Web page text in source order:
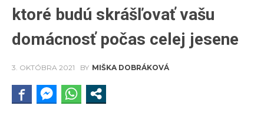
ktoré budú skrášľovať vašu
domácnosť počas celej jesene
3. OKTÓBRA 2021 BY MIŠKA DOBRÁKOVÁ